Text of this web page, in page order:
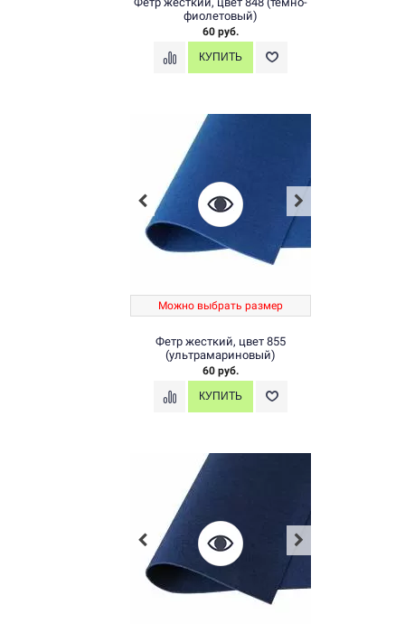
фиолетовый)
60 руб.
Можно выбрать размер
Фетр жесткий, цвет 855
(ультрамариновый)
60 руб.